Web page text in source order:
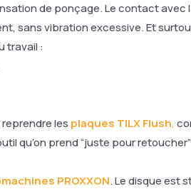
de ponçage. Le contact avec
sans vibration excessive. Et
travail :
les plaques TILX Flush,
qu’on prend “juste pour
PROXXON. Le disque est